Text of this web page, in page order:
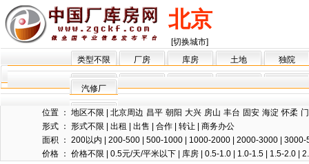
北京
[切换城市]
类型不限
厂房 库房 土地 独院
汽修厂
位置 ： 地区不限 北京周边 昌平 朝阳 大兴 房山 丰台 固安 海淀 怀柔
形式 ： 形式不限 出租 出售 合作 转让
商务办公
面积 ： 200以内 200-500 500-1000 1000-2000 2000-3000
3000-
价格 ： 价格不限 0.5元/天/平米以下 库房 0.5-1.0 1.0-1.5 1.5-2.0